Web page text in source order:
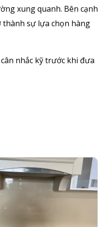
xung quanh. Bên cạnh
thành sự lựa chọn hàng
nhắc kỹ trước khi đưa